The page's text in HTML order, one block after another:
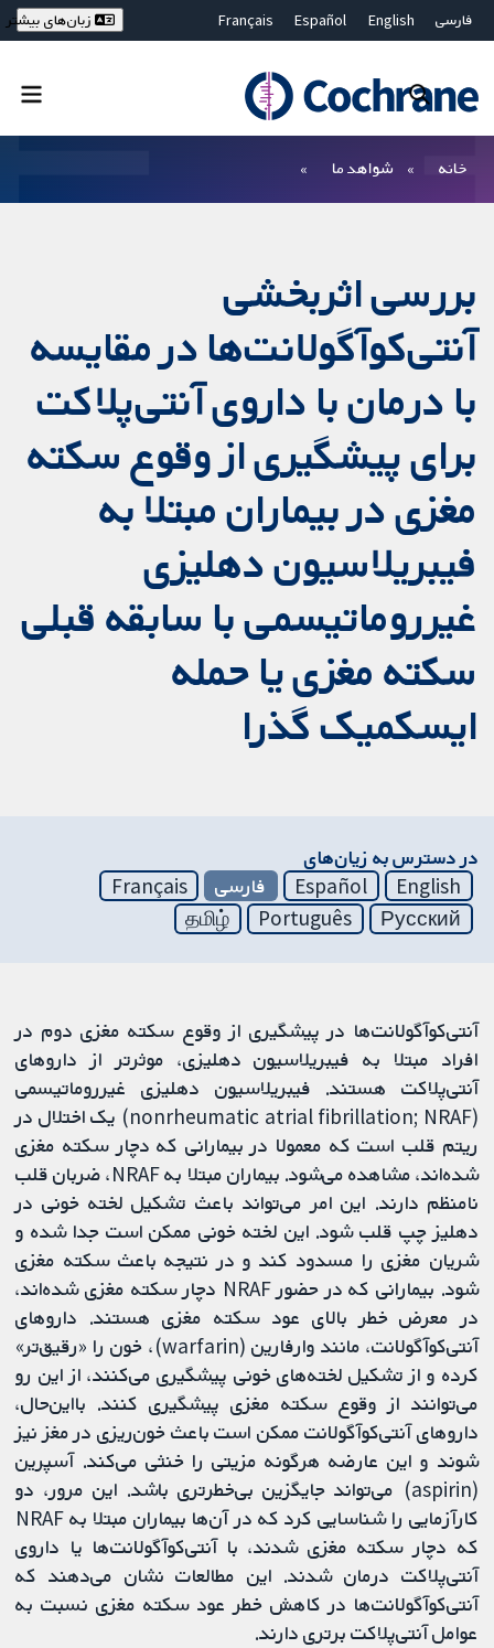
فارسی English
Español
Français
Bahasa Malaysia
ไทย
繁體中文
زبان‌های بیشتر
خانه شواهد ما
بررسی اثربخشی
آنتی‌کوآگولانت‌ها در مقایسه
با درمان با داروی آنتی‌پلاکت
برای پیشگیری از وقوع سکته
مغزی در بیماران مبتلا به
فیبریلاسیون دهلیزی
غیرروماتیسمی با سابقه قبلی
سکته مغزی یا حمله
ایسکمیک گذرا
در دسترس به زیان‌های
English
Español فارسی
Français
Русский
Português
தமிழ்
آنتی‌کوآگولانت‌ها در پیشگیری از وقوع سکته مغزی دوم در
افراد مبتلا به فیبریلاسیون دهلیزی، موثرتر از داروهای
آنتی‌پلاکت هستند. فیبریلاسیون دهلیزی غیرروماتیسمی
(nonrheumatic atrial fibrillation; NRAF) یک اختلال در
ریتم قلب است که معمولا در بیمارانی که دچار سکته مغزی
شده‌اند، مشاهده می‌شود. بیماران مبتلا به NRAF، ضربان قلب
نامنظم دارند. این امر می‌تواند باعث تشکیل لخته خونی در
دهلیز چپ قلب شود. این لخته خونی ممکن است جدا شده و
شریان مغزی را مسدود کند و در نتیجه باعث سکته مغزی
شود. بیمارانی که در حضور NRAF دچار سکته مغزی شده‌اند،
در معرض خطر بالای عود سکته مغزی هستند. داروهای
آنتی‌کوآگولانت، مانند وارفارین (warfarin)، خون را «رقیق‌تر»
کرده و از تشکیل لخته‌های خونی پیشگیری می‌کنند، از این رو
می‌توانند از وقوع سکته مغزی پیشگیری کنند. بااین‌حال،
داروهای آنتی‌کوآگولانت ممکن است باعث خون‌ریزی در مغز نیز
شوند و این عارضه هرگونه مزیتی را خنثی می‌کند. آسپرین
(aspirin) می‌تواند جایگزین بی‌خطرتری باشد. این مرور، دو
کارآزمایی را شناسایی کرد که در آن‌ها بیماران مبتلا به NRAF
که دچار سکته مغزی شدند، با آنتی‌کوآگولانت‌ها یا داروی
آنتی‌پلاکت درمان شدند. این مطالعات نشان می‌دهند که
آنتی‌کوآگولانت‌ها در کاهش خطر عود سکته مغزی نسبت به
عوامل آنتی‌پلاکت برتری دارند.